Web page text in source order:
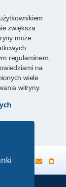
zwiększa
może
regulaminem,
na
wiele
witryny.